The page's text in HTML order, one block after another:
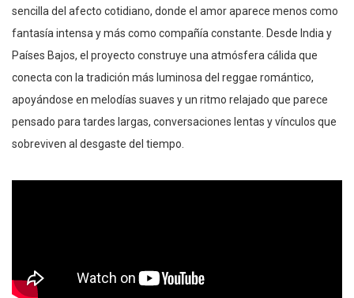
sencilla del afecto cotidiano, donde el amor aparece menos como
fantasía intensa y más como compañía constante. Desde India y
Países Bajos, el proyecto construye una atmósfera cálida que
conecta con la tradición más luminosa del reggae romántico,
apoyándose en melodías suaves y un ritmo relajado que parece
pensado para tardes largas, conversaciones lentas y vínculos que
sobreviven al desgaste del tiempo.